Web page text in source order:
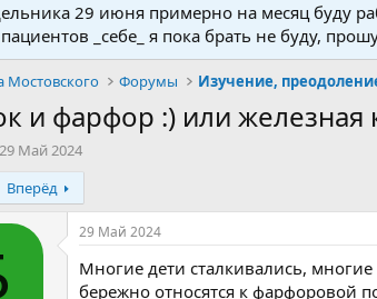
29 июня примерно на месяц буду
_себе_ я пока брать не буду,
Мостовского Форумы
и фарфор :) или железная
Д
29 Май 2024
Вперёд
29 Май 2024
Многие дети сталкивались,
бережно относятся к фарфоровой